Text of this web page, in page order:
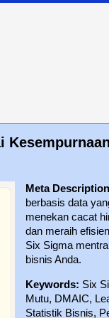
Meta
berbasis data
menekan cacat
dan meraih
Six Sigma
bisnis Anda.
Keywords: Six
Mutu, DMAIC,
Statistik Bisnis,